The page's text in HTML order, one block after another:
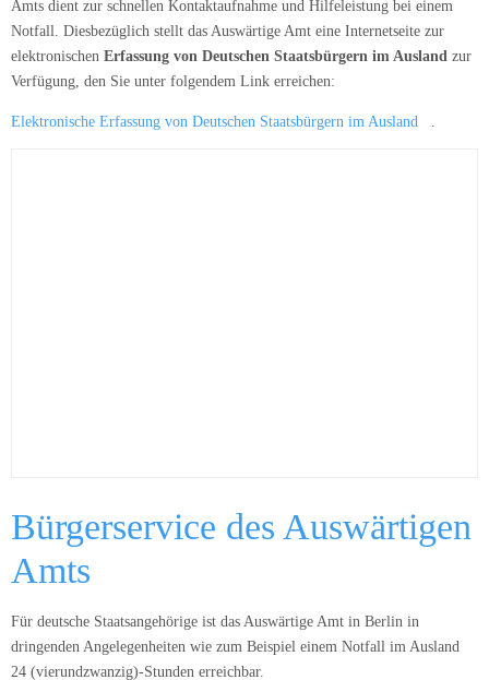
Amts dient zur schnellen Kontaktaufnahme und Hilfeleistung bei einem
Notfall. Diesbezüglich stellt das Auswärtige Amt eine Internetseite zur
elektronischen Erfassung von Deutschen Staatsbürgern im Ausland zur
Verfügung, den Sie unter folgendem Link erreichen:
Elektronische Erfassung von Deutschen Staatsbürgern im Ausland
Bürgerservice des Auswärtigen
Amts
Für deutsche Staatsangehörige ist das Auswärtige Amt in Berlin in
dringenden Angelegenheiten wie zum Beispiel einem Notfall im Ausland
24 (vierundzwanzig)-Stunden erreichbar.